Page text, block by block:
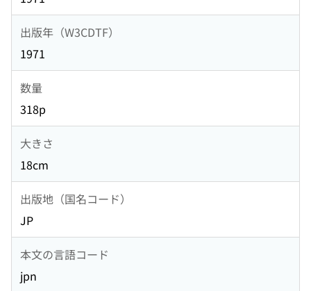
出版年（W3CDTF）
1971
数量
318p
大きさ
18cm
出版地（国名コード）
JP
本文の言語コード
jpn